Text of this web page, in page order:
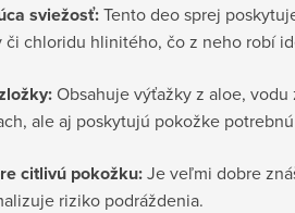
sviežosť:Tento deo sprej
či chloridu hlinitého, čo z neho robí
Obsahuje výťažky z aloe,
ale aj poskytujú pokožke
citlivú pokožku:Je veľmi dobre
riziko podráždenia.